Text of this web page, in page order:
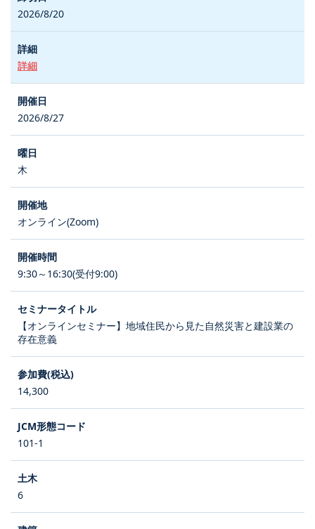
2026/8/20
詳細
2026/8/27
木
オンライン(Zoom)
9:30～16:30(受付9:00)
【オンラインセミナー】地域住民から見た自然災害と建設業の
存在意義
14,300
101-1
6